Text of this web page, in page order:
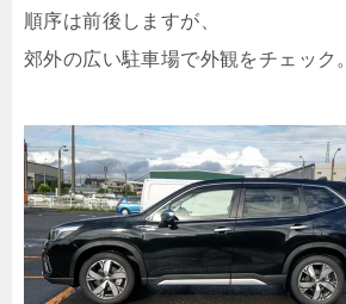
順序は前後しますが、
郊外の広い駐車場で外観をチェック。